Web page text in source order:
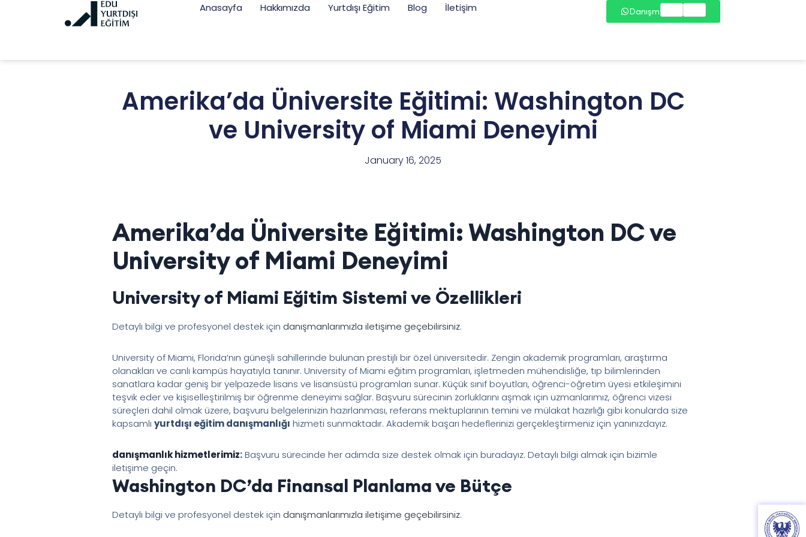
Anasayfa Hakkımızda Yurtdışı Eğitim Blog İletişim Danışmana Bağlan
Amerika’da Üniversite Eğitimi: Washington DC
ve University of Miami Deneyimi
January 16, 2025
Amerika’da Üniversite Eğitimi: Washington DC ve
University of Miami Deneyimi
University of Miami Eğitim Sistemi ve Özellikleri
Detaylı bilgi ve profesyonel destek için danışmanlarımızla iletişime geçebilirsiniz.
University of Miami, Florida’nın güneşli sahillerinde bulunan prestijli bir özel üniversitedir. Zengin akademik programları, araştırma
olanakları ve canlı kampüs hayatıyla tanınır. University of Miami eğitim programları, işletmeden mühendisliğe, tıp bilimlerinden
sanatlara kadar geniş bir yelpazede lisans ve lisansüstü programları sunar. Küçük sınıf boyutları, öğrenci-öğretim üyesi etkileşimini
teşvik eder ve kişiselleştirilmiş bir öğrenme deneyimi sağlar. Başvuru sürecinin zorluklarını aşmak için uzmanlarımız, öğrenci vizesi
süreçleri dahil olmak üzere, başvuru belgelerinizin hazırlanması, referans mektuplarının temini ve mülakat hazırlığı gibi konularda size
kapsamlı yurtdışı eğitim danışmanlığı hizmeti sunmaktadır. Akademik başarı hedeflerinizi gerçekleştirmeniz için yanınızdayız.
danışmanlık hizmetlerimiz:Başvuru sürecinde her adımda size destek olmak için buradayız. Detaylı bilgi almak için bizimle
iletişime geçin.
Washington DC’da Finansal Planlama ve Bütçe
Detaylı bilgi ve profesyonel destek için danışmanlarımızla iletişime geçebilirsiniz.